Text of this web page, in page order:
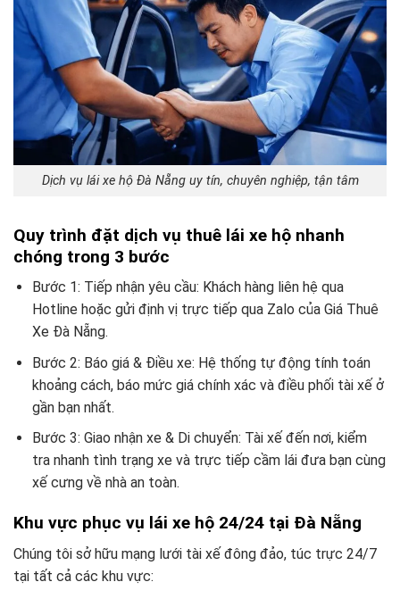
Dịch vụ lái xe hộ Đà Nẵng uy tín, chuyên nghiệp, tận tâm
Quy trình đặt dịch vụ thuê lái xe hộ nhanh
chóng trong 3 bước
Bước 1: Tiếp nhận yêu cầu: Khách hàng liên hệ qua
Hotline hoặc gửi định vị trực tiếp qua Zalo của Giá Thuê
Xe Đà Nẵng.
Bước 2: Báo giá & Điều xe: Hệ thống tự động tính toán
khoảng cách, báo mức giá chính xác và điều phối tài xế ở
gần bạn nhất.
Bước 3: Giao nhận xe & Di chuyển: Tài xế đến nơi, kiểm
tra nhanh tình trạng xe và trực tiếp cầm lái đưa bạn cùng
xế cưng về nhà an toàn.
Khu vực phục vụ lái xe hộ 24/24 tại Đà Nẵng
Chúng tôi sở hữu mạng lưới tài xế đông đảo, túc trực 24/7
tại tất cả các khu vực: